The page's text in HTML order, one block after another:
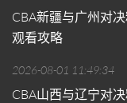
CBA新疆与广州对
观看攻略
2026-08-01 11:49:34
CBA山西与辽宁对